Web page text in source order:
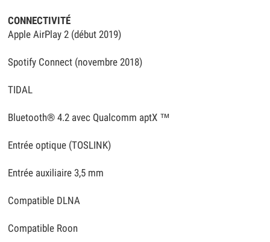
CONNECTIVITÉ
Apple AirPlay 2 (début 2019)
Spotify Connect (novembre 2018)
TIDAL
Bluetooth® 4.2 avec Qualcomm aptX ™
Entrée optique (TOSLINK)
Entrée auxiliaire 3,5 mm
Compatible DLNA
Compatible Roon